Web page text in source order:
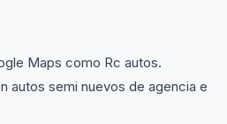
Maps como Rc autos.
autos semi nuevos de agencia e